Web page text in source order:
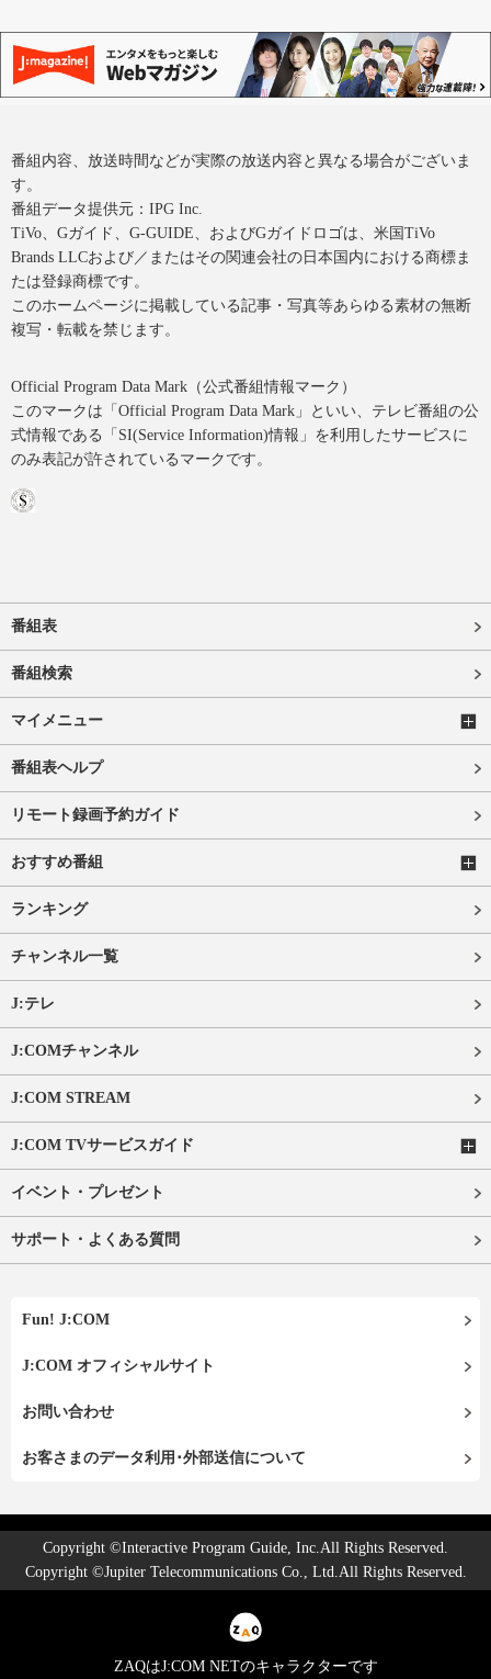
番組内容、放送時間などが実際の放送内容と異なる場合がございま
す。
番組データ提供元：IPG Inc.
TiVo、Gガイド、G-GUIDE、およびGガイドロゴは、米国TiVo
Brands LLCおよび／またはその関連会社の日本国内における商標ま
たは登録商標です。
このホームページに掲載している記事・写真等あらゆる素材の無断
複写・転載を禁じます。
Official Program Data Mark（公式番組情報マーク）
このマークは「Official Program Data Mark」といい、テレビ番組の公
式情報である「SI(Service Information)情報」を利用したサービスに
のみ表記が許されているマークです。
番組表
番組検索
マイメニュー
番組表ヘルプ
リモート録画予約ガイド
おすすめ番組
ランキング
チャンネル一覧
J:テレ
J:COMチャンネル
J:COM STREAM
J:COM TVサービスガイド
イベント・プレゼント
サポート・よくある質問
Fun! J:COM
J:COM オフィシャルサイト
お問い合わせ
お客さまのデータ利用･外部送信について
Copyright ©Interactive Program Guide, Inc.All Rights Reserved.
Copyright ©Jupiter Telecommunications Co., Ltd.All Rights Reserved.
ZAQはJ:COM NETのキャラクターです